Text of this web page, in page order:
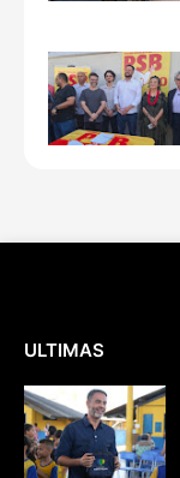
ULTIMAS